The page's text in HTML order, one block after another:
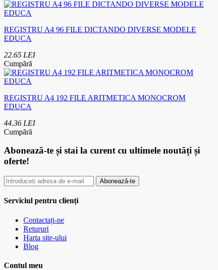
REGISTRU A4 96 FILE DICTANDO DIVERSE MODELE
EDUCA
22.65 LEI
Cumpără
REGISTRU A4 192 FILE ARITMETICA MONOCROM
EDUCA
44.36 LEI
Cumpără
Abonează-te și stai la curent cu ultimele noutăți și
oferte!
Abonează-te
Serviciul pentru clienți
Contactați-ne
Retururi
Harta site-ului
Blog
Contul meu